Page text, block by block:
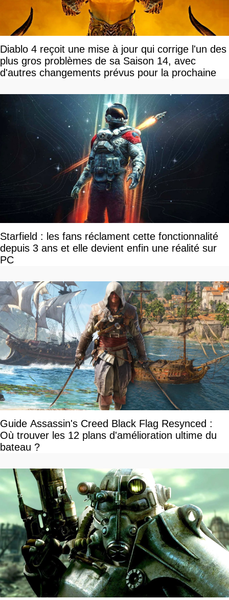
Diablo 4 reçoit une mise à jour qui corrige l'un des
plus gros problèmes de sa Saison 14, avec
d'autres changements prévus pour la prochaine
Starfield : les fans réclament cette fonctionnalité
depuis 3 ans et elle devient enfin une réalité sur
PC
Guide Assassin's Creed Black Flag Resynced :
Où trouver les 12 plans d'amélioration ultime du
bateau ?